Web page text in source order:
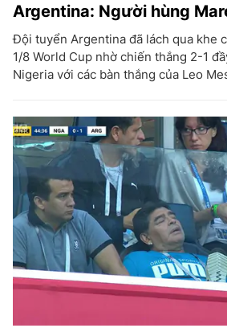
Argentina: Người hùng
Đội tuyển Argentina đã lách qua khe
1/8 World Cup nhờ chiến thắng 2-1
Nigeria với các bàn thắng của Leo